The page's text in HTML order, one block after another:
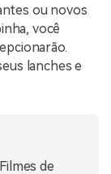
ou novos
você
lanches e
de